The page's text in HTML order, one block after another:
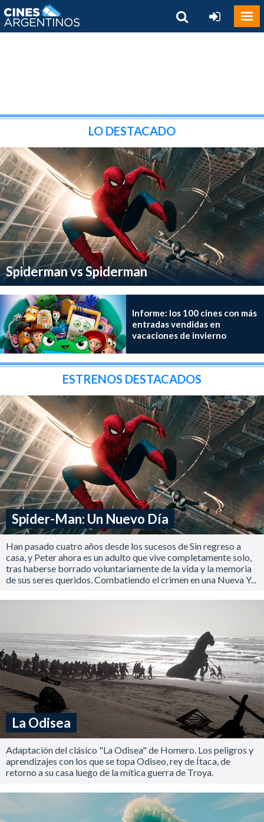
LO DESTACADO
Spiderman vs Spiderman
Informe: los 100 cines con más
entradas vendidas en
vacaciones de invierno
ESTRENOS DESTACADOS
Spider-Man: Un Nuevo Día
Han pasado cuatro años desde los sucesos de Sin regreso a
casa, y Peter ahora es un adulto que vive completamente solo,
tras haberse borrado voluntariamente de la vida y la memoria
de sus seres queridos. Combatiendo el crimen en una Nueva Y...
La Odisea
Adaptación del clásico "La Odisea" de Homero. Los peligros y
aprendizajes con los que se topa Odiseo, rey de Ítaca, de
retorno a su casa luego de la mítica guerra de Troya.